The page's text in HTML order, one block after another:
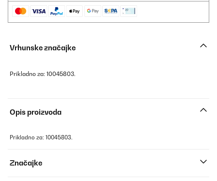
Vrhunske značajke
Prikladno za: 10045803.
Opis proizvoda
Prikladno za: 10045803.
Značajke